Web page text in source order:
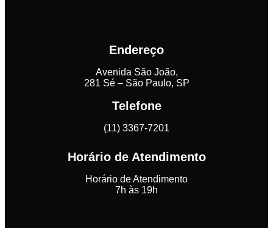
Endereço
Avenida São João,
281 Sé – São Paulo, SP
Telefone
(11) 3367-7201
Horário de Atendimento
Horário de Atendimento
7h às 19h